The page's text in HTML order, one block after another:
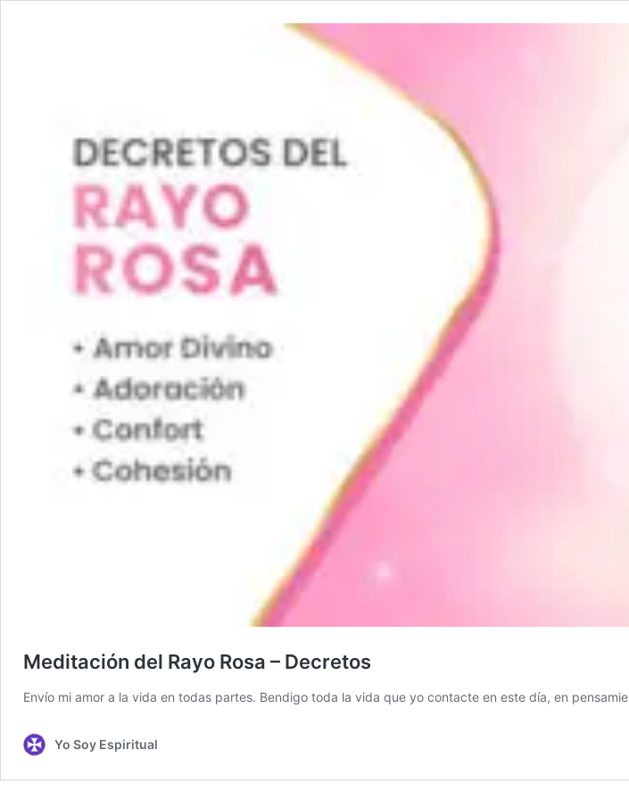
Meditación del Rayo Rosa – Decretos
Envío mi amor a la vida en todas partes. Bendigo toda la vida que yo contacte en este día, en
Yo Soy Espiritual